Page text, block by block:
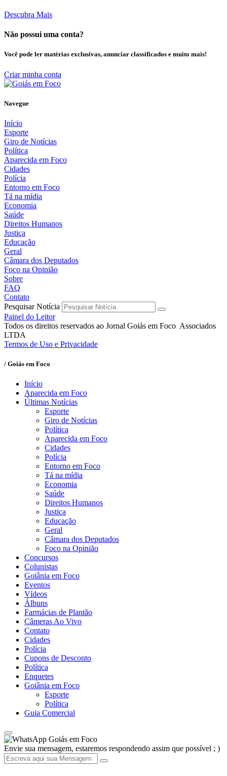
Descubra Mais
Não possui uma conta?
Você pode ler matérias exclusivas, anunciar classificados e muito mais!
Criar minha conta
Navegue
Início
Esporte
Giro de Notícias
Política
Aparecida em Foco
Cidades
Polícia
Entorno em Foco
Tá na mídia
Economia
Saúde
Direitos Humanos
Justiça
Educação
Geral
Câmara dos Deputados
Foco na Opinião
Sobre
FAQ
Contato
Pesquisar Notícia
Painel do Leitor
Todos os direitos reservados ao Jornal Goiás em Foco Associados
LTDA
Termos de Uso e Privacidade
/ Goiás em Foco
Início
Aparecida em Foco
Últimas Notícias
Esporte
Giro de Notícias
Política
Aparecida em Foco
Cidades
Polícia
Entorno em Foco
Tá na mídia
Economia
Saúde
Direitos Humanos
Justiça
Educação
Geral
Câmara dos Deputados
Foco na Opinião
Concursos
Colunistas
Goiânia em Foco
Eventos
Vídeos
Álbuns
Farmácias de Plantão
Câmeras Ao Vivo
Contato
Cidades
Polícia
Cupons de Desconto
Política
Enquetes
Goiânia em Foco
Esporte
Política
Guia Comercial
Goiás em Foco
Envie sua mensagem, estaremos respondendo assim que possível ; )